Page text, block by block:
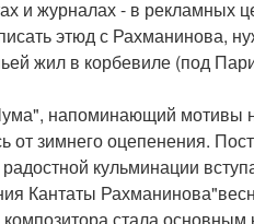
и журналах - в рекламных
этюд с Рахманинова,
жил в корбевиле (под
напоминающий мотивы
от зимнего оцепенения.
кульминации
Кантаты